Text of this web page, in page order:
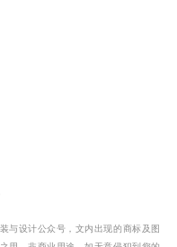
与设计公众号，文内出现的商标及图